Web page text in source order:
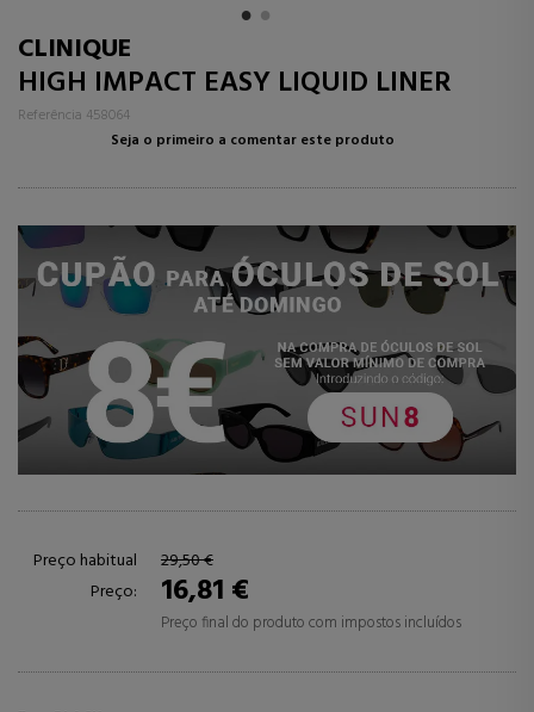
CLINIQUE
HIGH IMPACT EASY LIQUID LINER
Referência 458064
Seja o primeiro a comentar este produto
Preço habitual
29,50 €
Preço:
16,81 €
Preço final do produto com impostos incluídos